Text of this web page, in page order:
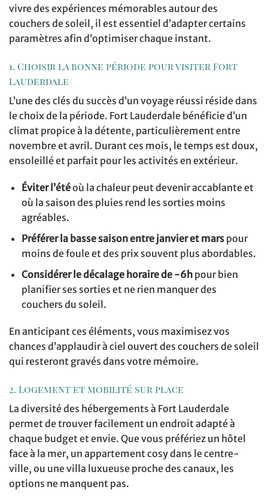
vivre des expériences mémorables autour des
couchers de soleil, il est essentiel d’adapter certains
paramètres afin d’optimiser chaque instant.
1. Choisir la bonne période pour visiter Fort
Lauderdale
L’une des clés du succès d’un voyage réussi réside dans
le choix de la période. Fort Lauderdale bénéficie d’un
climat propice à la détente, particulièrement entre
novembre et avril. Durant ces mois, le temps est doux,
ensoleillé et parfait pour les activités en extérieur.
Éviter l’étéoù la chaleur peut devenir accablante et
où la saison des pluies rend les sorties moins
agréables.
Préférer la basse saison entre janvier et marspour
moins de foule et des prix souvent plus abordables.
Considérer le décalage horaire de -6hpour bien
planifier ses sorties et ne rien manquer des
couchers du soleil.
En anticipant ces éléments, vous maximisez vos
chances d’applaudir à ciel ouvert des couchers de soleil
qui resteront gravés dans votre mémoire.
2. Logement et mobilité sur place
La diversité des hébergements à Fort Lauderdale
permet de trouver facilement un endroit adapté à
chaque budget et envie. Que vous préfériez un hôtel
face à la mer, un appartement cosy dans le centre-
ville, ou une villa luxueuse proche des canaux, les
options ne manquent pas.